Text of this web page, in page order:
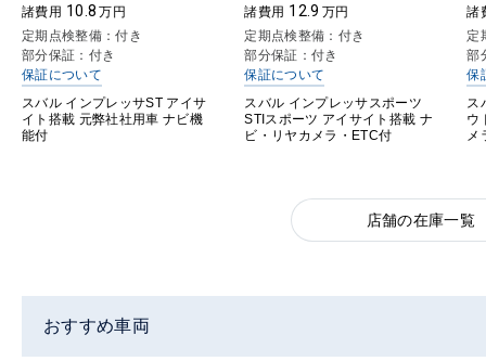
諸費用 10.8 万円
定期点検整備：付き
部分保証：付き
保証について
スバル インプレッサST アイサ
イト搭載 元弊社社用車 ナビ機
能付
諸費用 12.9 万円
定期点検整備：付き
部分保証：付き
保証について
スバル インプレッサスポーツ
STIスポーツ アイサイト搭載 ナ
ビ・リヤカメラ・ETC付
諸
定
部
保
ス
ウ
メ
店舗の在庫一覧
おすすめ車両